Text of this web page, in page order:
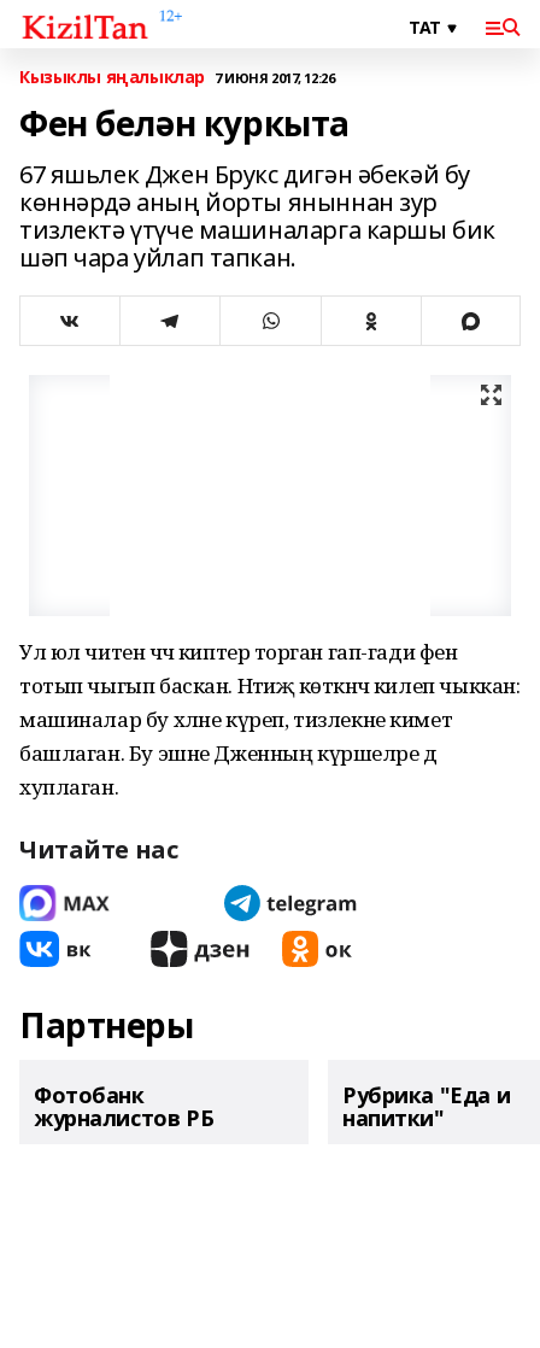
Кызыклы яңалыклар 7 ИЮНЯ 2017, 12:26
Фен белән куркыта
67 яшьлек Джен Брукс дигән әбекәй бу
көннәрдә аның йорты яныннан зур
тизлектә үтүче машиналарга каршы бик
шәп чара уйлап тапкан.
Ул юл читенә чәч киптерә торган гап-гади фен
тотып чыгып баскан. Нәтиҗә көткәнчә килеп чыккан:
машиналар бу хәлне күреп, тизлекне киметә
башлаган. Бу эшне Дженның күршеләре дә
хуплаган.
Читайте нас
Партнеры
Фотобанк
журналистов РБ
Рубрика "Еда и
напитки"